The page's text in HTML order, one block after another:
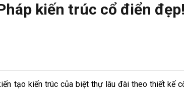
kiến trúc cổ điển
tạo kiến trúc của biệt thự lâu đài theo thiết kế